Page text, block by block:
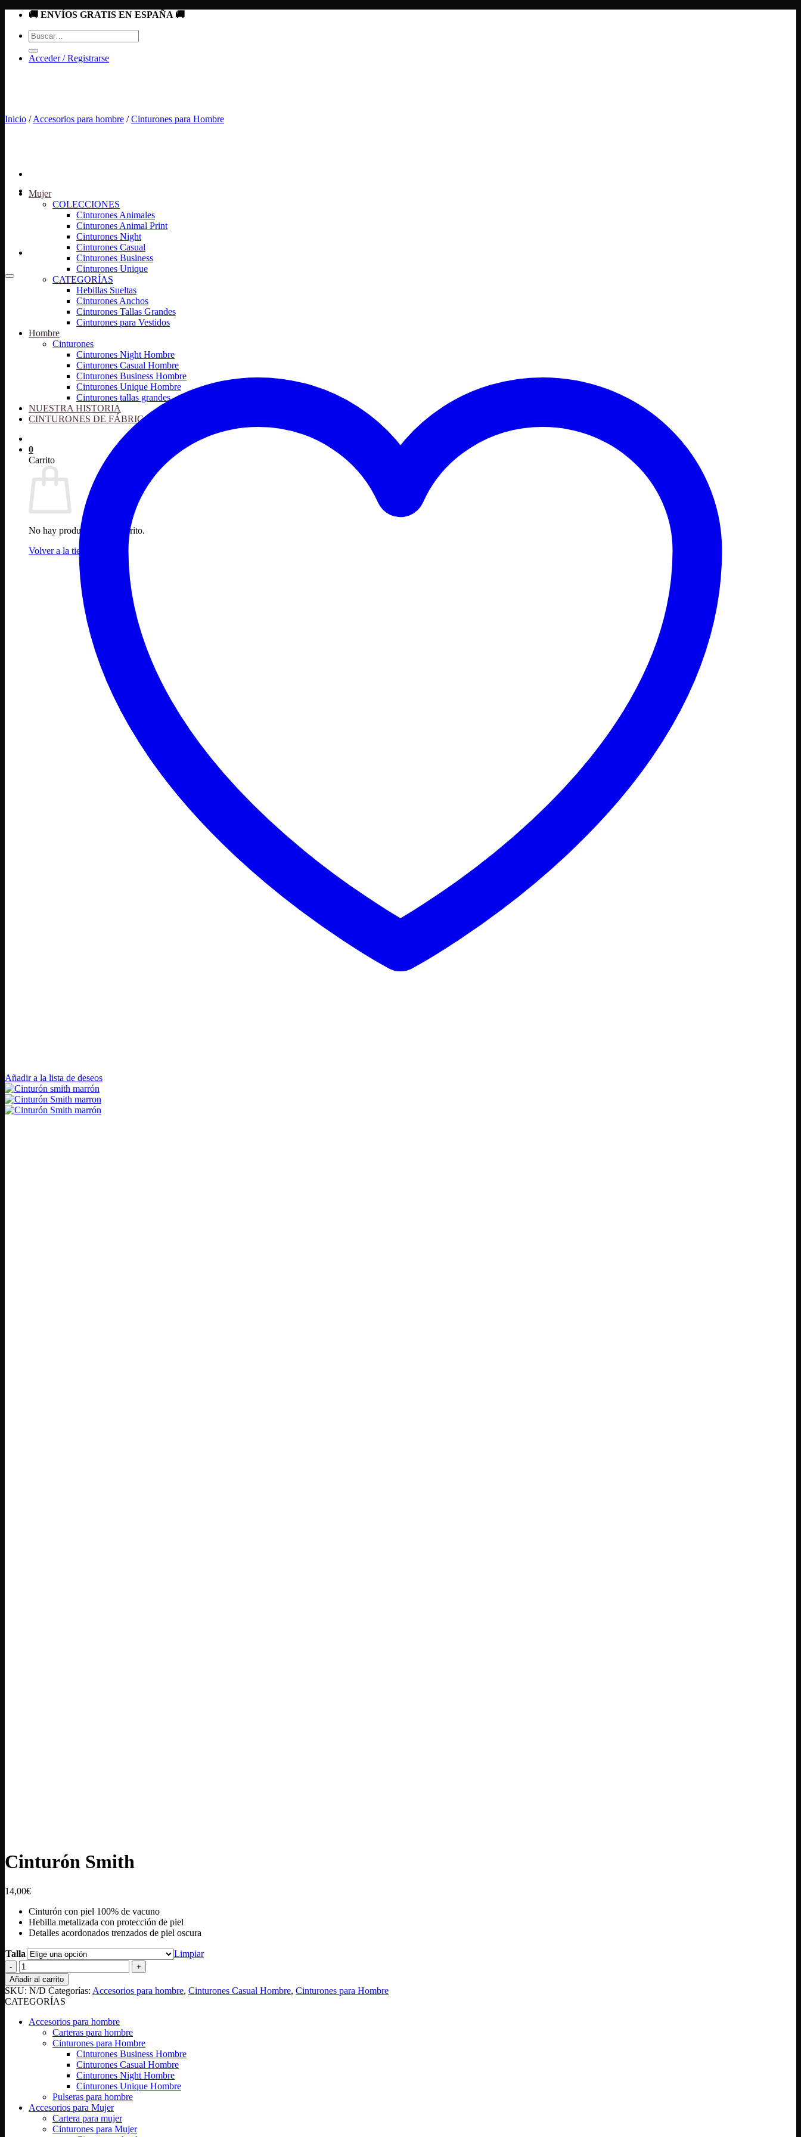
Saltar
contenido
🚚 ENVÍOS GRATIS EN ESPAÑA 🚚
Buscar
por:
Acceder / Registrarse
Mujer
COLECCIONES
Cinturones Animales
Cinturones Animal Print
Cinturones Night
Cinturones Casual
Cinturones Business
Cinturones Unique
CATEGORÍAS
Hebillas Sueltas
Cinturones Anchos
Cinturones Tallas Grandes
Cinturones para Vestidos
Hombre
Cinturones
Cinturones Night Hombre
Cinturones Casual Hombre
Cinturones Business Hombre
Cinturones Unique Hombre
Cinturones tallas grandes
NUESTRA HISTORIA
CINTURONES DE FÁBRICA
0
Carrito
No hay productos en el carrito.
Volver a la tienda
Inicio / Accesorios para hombre / Cinturones para Hombre
Añadir a la lista de deseos
Cinturón Smith
14,00€
Cinturón con piel 100% de vacuno
Hebilla metalizada con protección de piel
Detalles acordonados trenzados de piel oscura
Talla
Limpiar
Cinturón
Smith
cantidad
Añadir al carrito
SKU: N/D Categorías: Accesorios para hombre, Cinturones Casual Hombre, Cinturones para Hombre
CATEGORÍAS
Accesorios para hombre
Carteras para hombre
Cinturones para Hombre
Cinturones Business Hombre
Cinturones Casual Hombre
Cinturones Night Hombre
Cinturones Unique Hombre
Pulseras para hombre
Accesorios para Mujer
Cartera para mujer
Cinturones para Mujer